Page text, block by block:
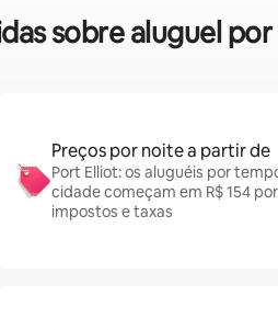
sobre aluguel
Preços por noite a partir de
Port Elliot: os aluguéis por
cidade começam em R$ 154
impostos e taxas